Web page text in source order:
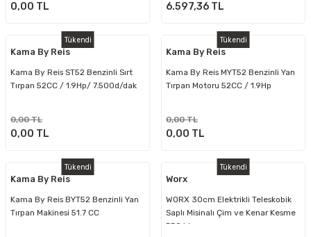
0,00 TL 6.597,36 TL
Tükendi
Kama By Reis
Kama By Reis ST52 Benzinli Sırt
Tırpan 52CC / 1.9Hp/ 7.500d/dak
0,00 TL
0,00 TL
Tükendi
Kama By Reis
Kama By Reis MYT52 Benzinli Yan
Tırpan Motoru 52CC / 1.9Hp
0,00 TL
0,00 TL
Tükendi
Kama By Reis
Kama By Reis BYT52 Benzinli Yan
Tırpan Makinesi 51.7 CC
Tükendi
Worx
WORX 30cm Elektrikli Teleskobik
Saplı Misinalı Çim ve Kenar Kesme
550 W